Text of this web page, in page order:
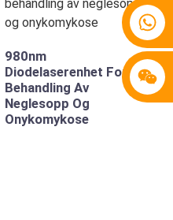
+86 15810767862
980nm
Diodelaserenhet For
Behandling Av
Neglesopp Og
Onykomykose